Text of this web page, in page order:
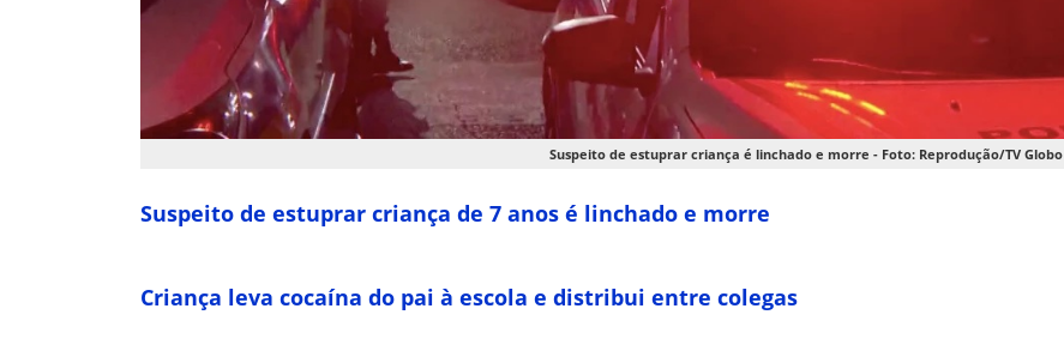
Suspeito de estuprar criança é linchado e morre - Foto: Reprodução/TV Globo
Suspeito de estuprar criança de 7 anos é linchado e morre
Criança leva cocaína do pai à escola e distribui entre colegas